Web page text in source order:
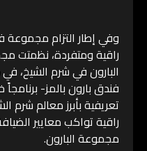
وفي إطار التزام مجموعة
راقية ومتفردة، نظمتت
البارون في شرم الشيخ،
فندق بارون بالمز-
تعريفية بأبرز معالم شرم
راقية تواكب معايير
مجموعة البارون.